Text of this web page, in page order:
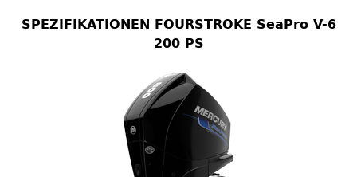
SPEZIFIKATIONEN FOURSTROKE SeaPro V-6
200 PS